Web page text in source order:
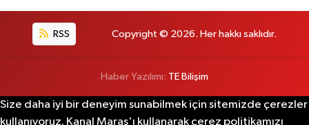
RSS Copyright © 2026. Her hakkı saklıdır.
Haber Yazılımı: TE Bilişim
Size daha iyi bir deneyim sunabilmek için sitemizde çerezler
kullanıyoruz. Kanal Maraş'ı kullanarak çerez politikamızı